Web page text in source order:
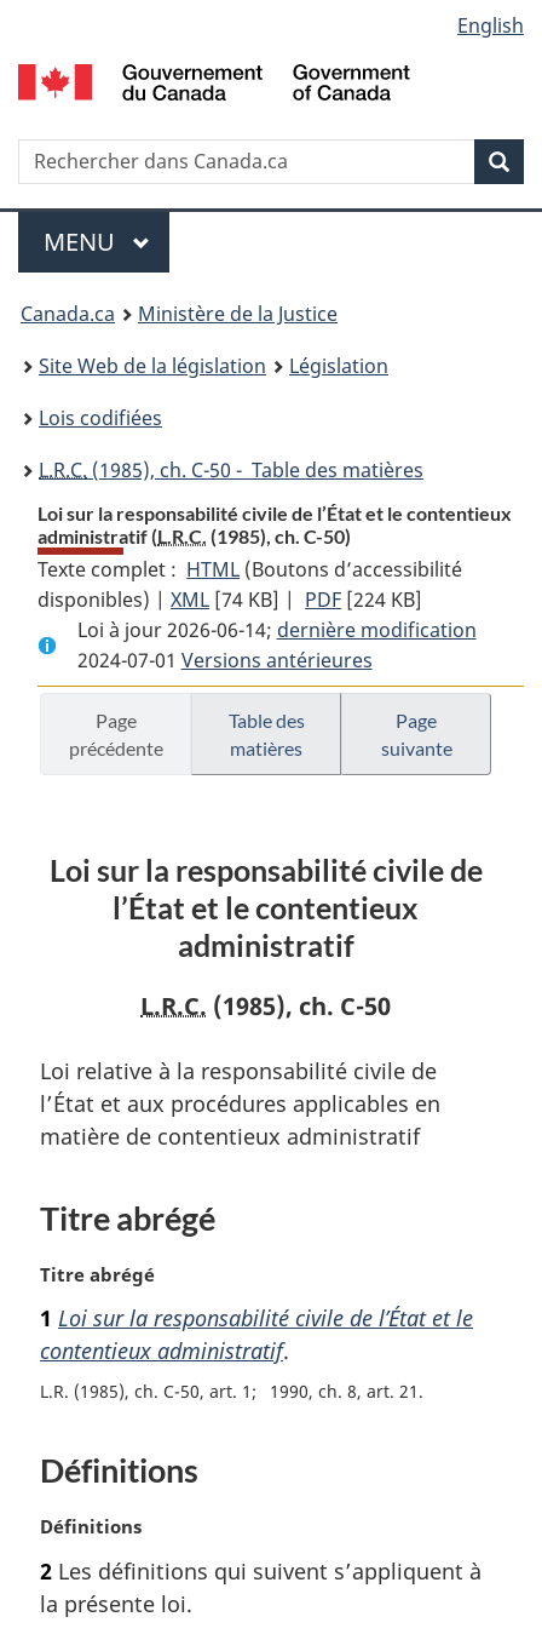
au
contenu
propos
de
la
HTML
simplifiée
selection
English
Recherche
Menu
MENU PRINCIPAL
You
are
here:
Canada.ca
Ministère de la Justice
Site Web de la législation
Législation
Lois codifiées
L.R.C. (1985), ch. C-50 - Table des matières
Loi sur la responsabilité civile de l’État et le contentieux
administratif (L.R.C. (1985), ch. C-50)
Texte complet : HTML Texte
complet
:
Loi
sur
la
responsabilité
civile
et
le
contentieux
administratif
(Boutons d’accessibilité
disponibles) |XML Texte
complet
:
Loi
sur
responsabilité
l’État
et
contentieux
administratif
[74 KB] | PDF Texte
complet
:
Loi
responsabilité
l’État
et
le
contentieux
administratif
[224 KB]
Loi à jour 2026-06-14; dernière modification
2024-07-01 Versions antérieures
Page
précédente
Table des
matières
Page
suivante
Loi sur la responsabilité civile de
l’État et le contentieux
administratif
L.R.C. (1985), ch. C-50
Loi relative à la responsabilité civile de
l’État et aux procédures applicables en
matière de contentieux administratif
Titre abrégé
N
t
e
m
g
i
a
l
e
:
Titre abrégé
1 Loi sur la responsabilité civile de l’État et le
contentieux administratif.
L.R. (1985), ch. C-50, art. 1 1990, ch. 8, art. 21
Définitions
N
t
e
Définitions
2 Les définitions qui suivent s’appliquent à
la présente loi.